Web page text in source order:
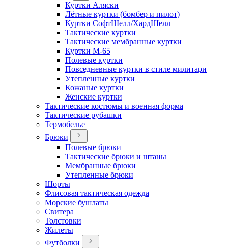
Куртки Аляски
Лётные куртки (бомбер и пилот)
Куртки СофтШелл/ХардШелл
Тактические куртки
Тактические мембранные куртки
Куртки М-65
Полевые куртки
Повседневные куртки в стиле милитари
Утепленные куртки
Кожаные куртки
Женские куртки
Тактические костюмы и военная форма
Тактические рубашки
Термобелье
Брюки
Полевые брюки
Тактические брюки и штаны
Мембранные брюки
Утепленные брюки
Шорты
Флисовая тактическая одежда
Морские бушлаты
Свитера
Толстовки
Жилеты
Футболки